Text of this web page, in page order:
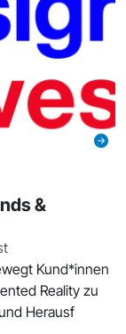
&
Kund*innen
Reality zu
Herausf